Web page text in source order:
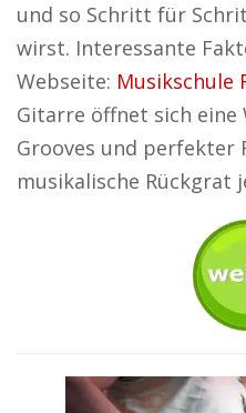
und so Schritt für
wirst. Interessante
Webseite: Musikschule
Gitarre öffnet sich
Grooves und perfekter
musikalische Rückgrat